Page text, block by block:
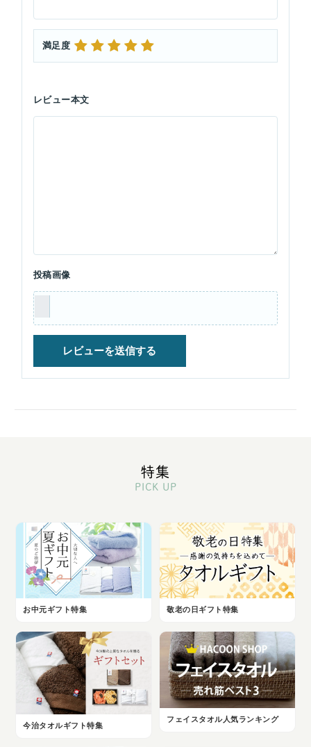
満足度
レビュー本文
投稿画像
特集
PICK UP
お中元ギフト特集 敬老の日ギフト特集
今治タオルギフト特集
フェイスタオル人気ランキング